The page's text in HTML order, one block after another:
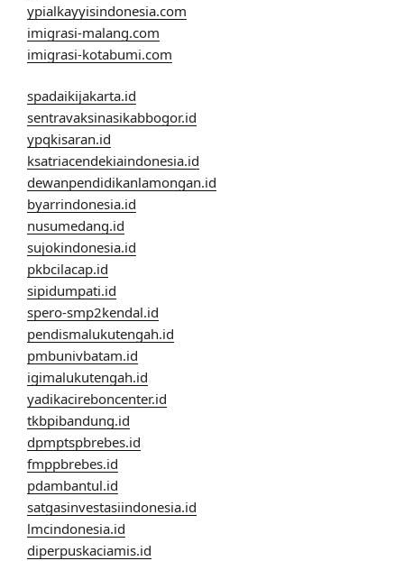
ypialkayyisindonesia.com
imigrasi-malang.com
imigrasi-kotabumi.com
spadaikijakarta.id
sentravaksinasikabbogor.id
ypqkisaran.id
ksatriacendekiaindonesia.id
dewanpendidikanlamongan.id
byarrindonesia.id
nusumedang.id
sujokindonesia.id
pkbcilacap.id
sipidumpati.id
spero-smp2kendal.id
pendismalukutengah.id
pmbunivbatam.id
igimalukutengah.id
yadikacireboncenter.id
tkbpibandung.id
dpmptspbrebes.id
fmppbrebes.id
pdambantul.id
satgasinvestasiindonesia.id
lmcindonesia.id
diperpuskaciamis.id